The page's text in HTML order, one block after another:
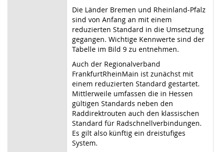
Die Länder Bremen und Rheinland-Pfalz
sind von Anfang an mit einem
reduzierten Standard in die Umsetzung
gegangen. Wichtige Kennwerte sind der
Tabelle im Bild 9 zu entnehmen.
Auch der Regionalverband
FrankfurtRheinMain ist zunächst mit
einem reduzierten Standard gestartet.
Mittlerweile umfassen die in Hessen
gültigen Standards neben den
Raddirektrouten auch den klassischen
Standard für Radschnellverbindungen.
Es gilt also künftig ein dreistufiges
System.